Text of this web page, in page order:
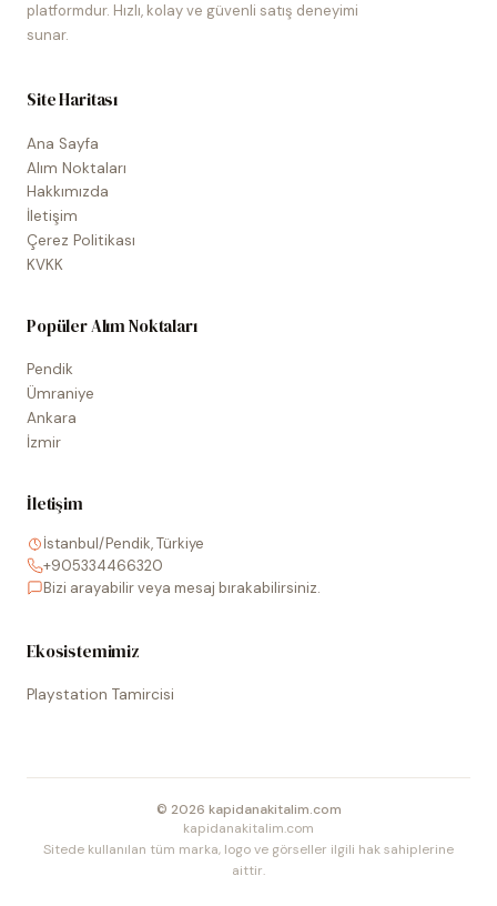
platformdur. Hızlı, kolay ve güvenli satış deneyimi
sunar.
Site Haritası
Ana Sayfa
Alım Noktaları
Hakkımızda
İletişim
Çerez Politikası
KVKK
Popüler Alım Noktaları
Pendik
Ümraniye
Ankara
İzmir
İletişim
İstanbul/Pendik, Türkiye
+905334466320
Bizi arayabilir veya mesaj bırakabilirsiniz.
Ekosistemimiz
Playstation Tamircisi
© 2026 kapidanakitalim.com
kapidanakitalim.com
Sitede kullanılan tüm marka, logo ve görseller ilgili hak sahiplerine
aittir.